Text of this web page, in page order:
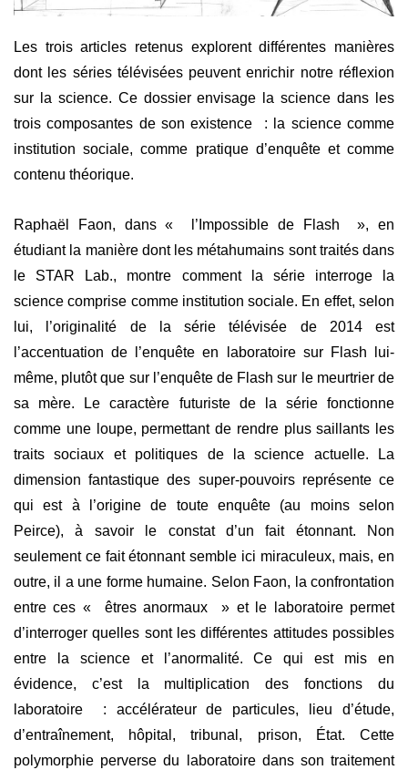
Les trois articles retenus explorent différentes manières
dont les séries télévisées peuvent enrichir notre réflexion
sur la science. Ce dossier envisage la science dans les
trois composantes de son existence : la science comme
institution sociale, comme pratique d’enquête et comme
contenu théorique.
Raphaël Faon, dans « l’Impossible de Flash », en
étudiant la manière dont les métahumains sont traités dans
le STAR Lab., montre comment la série interroge la
science comprise comme institution sociale. En effet, selon
lui, l’originalité de la série télévisée de 2014 est
l’accentuation de l’enquête en laboratoire sur Flash lui-
même, plutôt que sur l’enquête de Flash sur le meurtrier de
sa mère. Le caractère futuriste de la série fonctionne
comme une loupe, permettant de rendre plus saillants les
traits sociaux et politiques de la science actuelle. La
dimension fantastique des super-pouvoirs représente ce
qui est à l’origine de toute enquête (au moins selon
Peirce), à savoir le constat d’un fait étonnant. Non
seulement ce fait étonnant semble ici miraculeux, mais, en
outre, il a une forme humaine. Selon Faon, la confrontation
entre ces « êtres anormaux » et le laboratoire permet
d’interroger quelles sont les différentes attitudes possibles
entre la science et l’anormalité. Ce qui est mis en
évidence, c’est la multiplication des fonctions du
laboratoire : accélérateur de particules, lieu d’étude,
d’entraînement, hôpital, tribunal, prison, État. Cette
polymorphie perverse du laboratoire dans son traitement